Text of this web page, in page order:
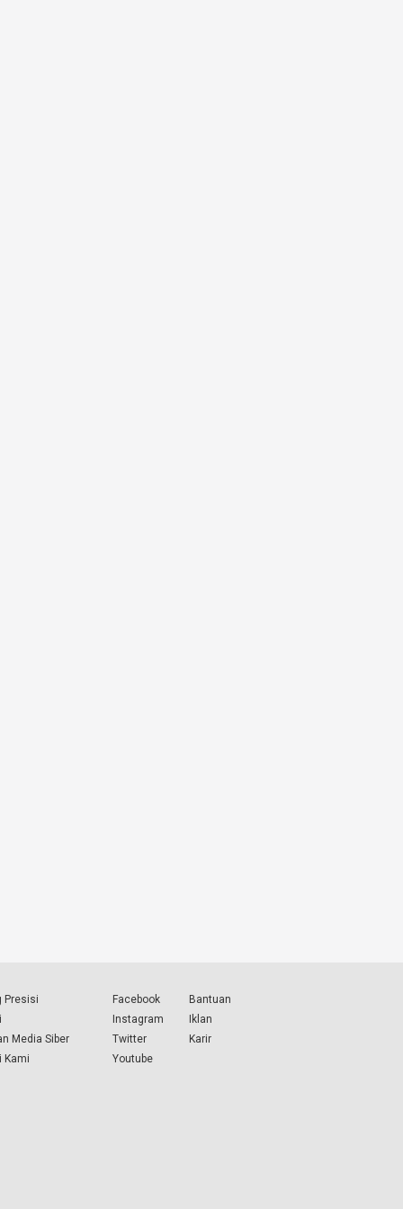
Presisi
Media Siber
Kami
Facebook
Instagram
Twitter
Youtube
Bantuan
Iklan
Karir